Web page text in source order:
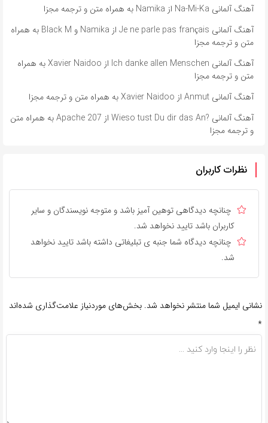
آهنگ آلمانی ​​Na-Mi-Ka از Namika به همراه متن و ترجمه مجزا
آهنگ آلمانی ​​Je ne parle pas français از Namika و Black M به همراه
متن و ترجمه مجزا
آهنگ آلمانی ​​Ich danke allen Menschen از Xavier Naidoo به همراه
متن و ترجمه مجزا
آهنگ آلمانی ​​Anmut از Xavier Naidoo به همراه متن و ترجمه مجزا
آهنگ آلمانی ​​?Wieso tust Du dir das An از Apache 207 به همراه متن
و ترجمه مجزا
نظرات کاربران
چنانچه دیدگاهی توهین آمیز باشد و متوجه نویسندگان و سایر
کاربران باشد تایید نخواهد شد.
چنانچه دیدگاه شما جنبه ی تبلیغاتی داشته باشد تایید نخواهد
شد.
نشانی ایمیل شما منتشر نخواهد شد. بخش‌های موردنیاز علامت‌گذاری شده‌اند
*